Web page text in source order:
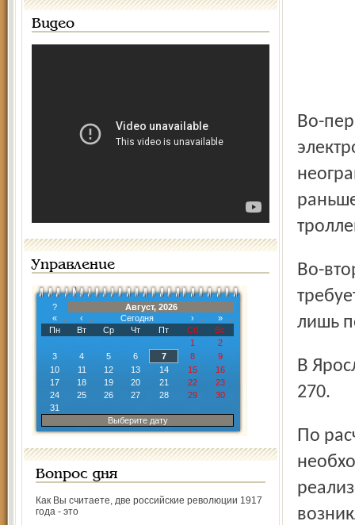
Видео
Управление
?
Август, 2026
«
‹ Сегодня ›
»
Пн
Вт Ср Чт Пт Сб
Вс
1
2
3
4 5 6 7 8
9
10
11 12 13 14 15
16
17
18 19 20 21 22
23
24
25 26 27 28 29
30
31
Выберите дату
Вопрос дня
Как Вы считаете, две российские революции 1917
года - это
Во-первых, они станут не бумажными, а пластиковыми,
Во-вторых, приобретать электронный проездной по­
лишь
В Ярославле билет будет стоить 306 рублей, в Рыбинске –
270.
По расчётам специалистов, из 60 тысяч таких билетов,